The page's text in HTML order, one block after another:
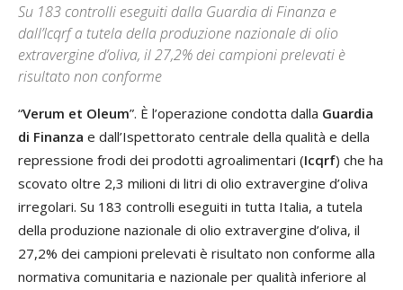
Su 183 controlli eseguiti dalla Guardia di Finanza e
dall’Icqrf a tutela della produzione nazionale di olio
extravergine d’oliva, il 27,2% dei campioni prelevati è
risultato non conforme
“Verum et Oleum”. È l’operazione condotta dalla Guardia
di Finanza e dall’Ispettorato centrale della qualità e della
repressione frodi dei prodotti agroalimentari (Icqrf) che ha
scovato oltre 2,3 milioni di litri di olio extravergine d’oliva
irregolari. Su 183 controlli eseguiti in tutta Italia, a tutela
della produzione nazionale di olio extravergine d’oliva, il
27,2% dei campioni prelevati è risultato non conforme alla
normativa comunitaria e nazionale per qualità inferiore al